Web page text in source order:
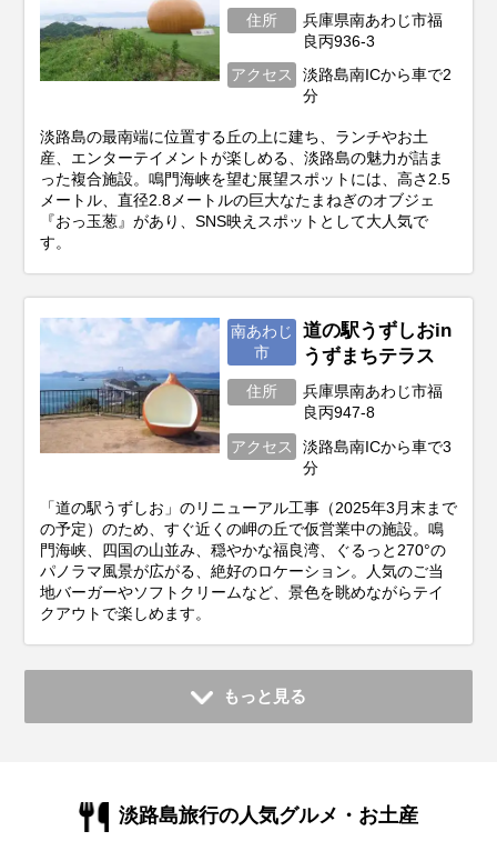
住所
兵庫県南あわじ市福
良丙936-3
アクセス
淡路島南ICから車で2
分
淡路島の最南端に位置する丘の上に建ち、ランチやお土
産、エンターテイメントが楽しめる、淡路島の魅力が詰ま
った複合施設。鳴門海峡を望む展望スポットには、高さ2.5
メートル、直径2.8メートルの巨大なたまねぎのオブジェ
『おっ玉葱』があり、SNS映えスポットとして大人気で
す。
南あわじ
市
道の駅うずしおin
うずまちテラス
住所
兵庫県南あわじ市福
良丙947-8
アクセス
淡路島南ICから車で3
分
「道の駅うずしお」のリニューアル工事（2025年3月末まで
の予定）のため、すぐ近くの岬の丘で仮営業中の施設。鳴
門海峡、四国の山並み、穏やかな福良湾、ぐるっと270°の
パノラマ風景が広がる、絶好のロケーション。人気のご当
地バーガーやソフトクリームなど、景色を眺めながらテイ
クアウトで楽しめます。
もっと見る
淡路島旅行の人気グルメ・お土産